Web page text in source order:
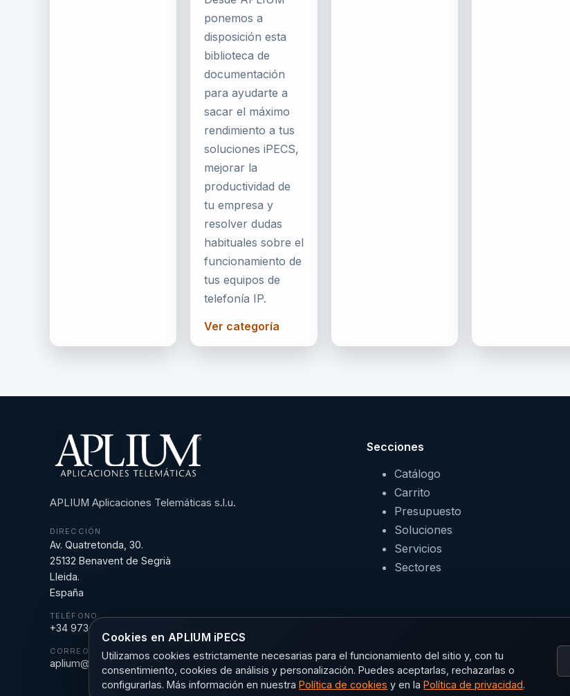
ponemos a
disposición esta
biblioteca de
documentación
para ayudarte a
sacar el máximo
rendimiento a tus
soluciones iPECS,
mejorar la
productividad de
tu empresa y
resolver dudas
habituales sobre el
funcionamiento de
tus equipos de
telefonía IP.
Ver categoría
APLIUM Aplicaciones Telemáticas s.l.u.
DIRECCIÓN
Av. Quatretonda, 30.
25132 Benavent de Segrià
Lleida.
España
TELÉFONO
+34 973 18 43 43
CORREO
aplium@aplium.com
Secciones
Catálogo
Carrito
Presupuesto
Soluciones
Servicios
Sectores
Cookies en APLIUM iPECS
Utilizamos cookies estrictamente necesarias para el funcionamiento del sitio y, con tu
consentimiento, cookies de análisis y personalización. Puedes aceptarlas, rechazarlas o
configurarlas. Más información en nuestraPolítica de cookies y en laPolítica de privacidad.